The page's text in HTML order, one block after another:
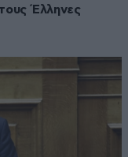
Έλληνες